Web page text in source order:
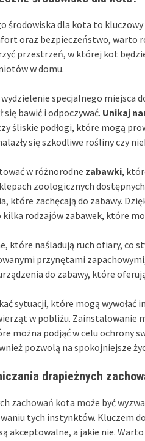
środowiska dla kota to
oraz bezpieczeństwo, warto
przestrzeń, w której kot
w domu.
specjalnego miejsca
bawić i odpoczywać. Unikaj
śliskie podłogi, które mogą
się szkodliwe rośliny czy
w różnorodne zabawki,
zoologicznych
które zachęcają do zabawy.
rodzajów zabawek, które
które naśladują ruch ofiary, co
przynętami
do zabawy, które
sytuacji, które mogą
w pobliżu.
można podjąć w celu ochrony
pozwolą na spokojniejsze
drapieżnych
zachowań kota może być
tych instynktów. Kluczem
akceptowalne, a jakie nie.